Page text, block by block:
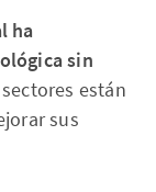
ha
sin
están
sus